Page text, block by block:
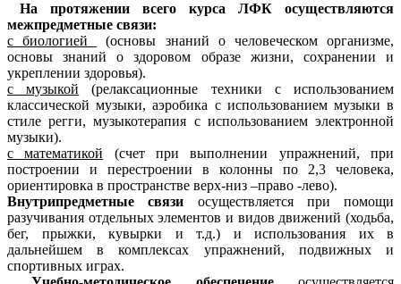
На протяжении всего курса ЛФК осуществляются
межпредметные связи:
с биологией
(основы знаний о человеческом организме,
основы знаний о здоровом образе жизни, сохранении и
укреплении здоровья).
с музыкой (релаксационные техники с использованием
классической музыки, аэробика с использованием музыки в
стиле регги, музыкотерапия с использованием электронной
музыки).
с математикой (счет при выполнении упражнений, при
построении и перестроении в колонны по 2,3 человека,
ориентировка в пространстве верх-низ –право -лево).
Внутрипредметные связи осуществляется при помощи
разучивания отдельных элементов и видов движений (ходьба,
бег, прыжки, кувырки и т.д.) и использования их в
дальнейшем в комплексах упражнений, подвижных и
спортивных играх.